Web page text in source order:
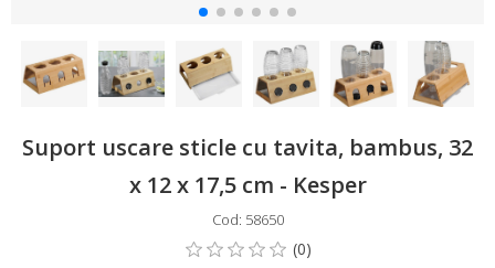
Suport uscare sticle cu tavita, bambus, 32
x 12 x 17,5 cm - Kesper
Cod: 58650